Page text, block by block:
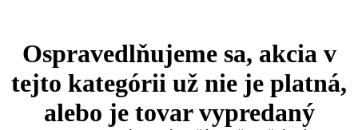
Ospravedlňujeme sa, akcia v
tejto kategórii už nie je platná,
alebo je tovar vypredaný